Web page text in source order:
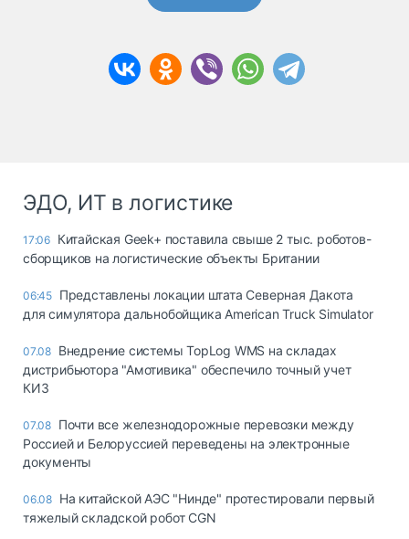
ЭДО, ИТ в логистике
17:06 Китайская Geek+ поставила свыше 2 тыс. роботов-
сборщиков на логистические объекты Британии
06:45 Представлены локации штата Северная Дакота
для симулятора дальнобойщика American Truck Simulator
07.08 Внедрение системы TopLog WMS на складах
дистрибьютора "Амотивика" обеспечило точный учет
КИЗ
07.08 Почти все железнодорожные перевозки между
Россией и Белоруссией переведены на электронные
документы
06.08 На китайской АЭС "Нинде" протестировали первый
тяжелый складской робот CGN